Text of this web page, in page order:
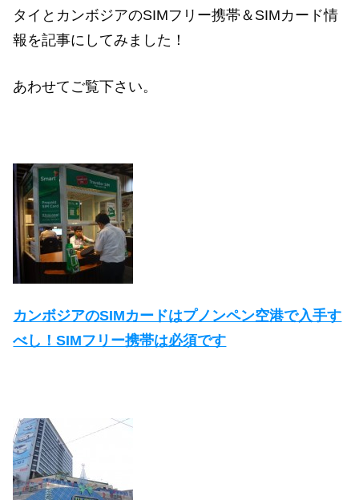
タイとカンボジアのSIMフリー携帯＆SIMカード情
報を記事にしてみました！
あわせてご覧下さい。
カンボジアのSIMカードはプノンペン空港で入手す
べし！SIMフリー携帯は必須です